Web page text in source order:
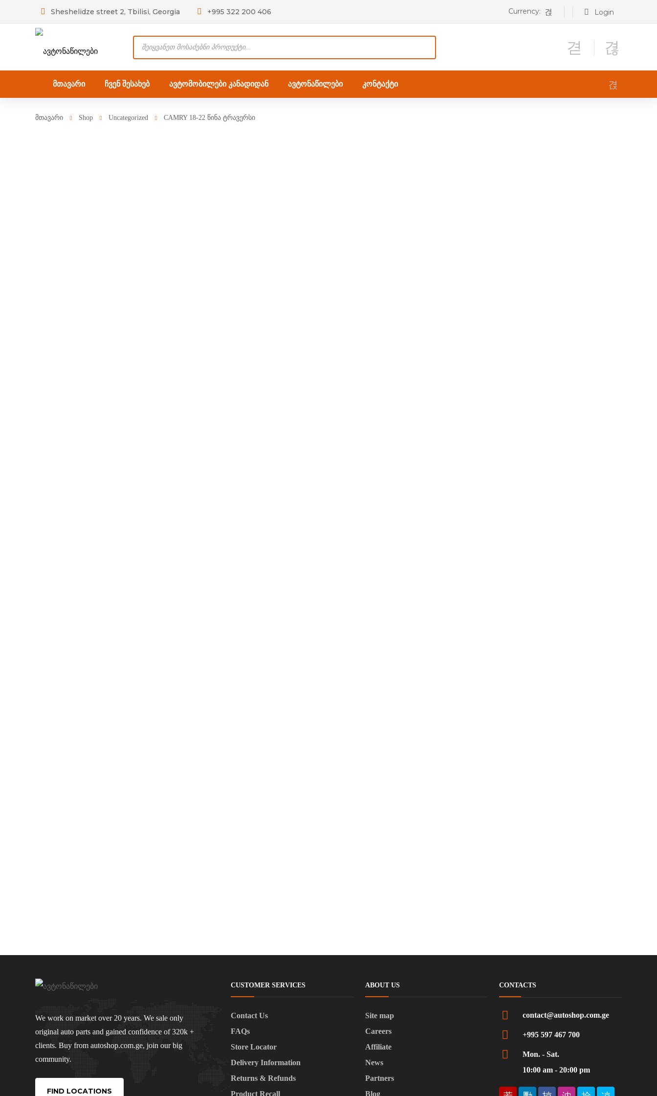
Sheshelidze street 2, Tbilisi, Georgia +995 322 200 406 Login
Currency:
Products
search
მთავარი ჩვენ შესახებ ავტომობილები კანადიდან ავტონაწილები კონტაქტი
მთავარი Shop Uncategorized CAMRY 18-22 წინა ტრავერსი
We work on market over 20 years. We sale only
original auto parts and gained confidence of 320k +
clients. Buy from autoshop.com.ge, join our big
community.
FIND LOCATIONS
CUSTOMER SERVICES
Contact Us
FAQs
Store Locator
Delivery Information
Returns & Refunds
Product Recall
ABOUT US
Site map
Careers
Affiliate
News
Partners
Blog
CONTACTS
contact@autoshop.com.ge
+995 597 467 700
Mon. - Sat.
10:00 am - 20:00 pm